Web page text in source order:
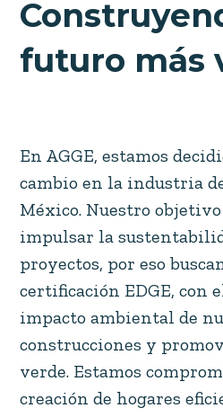
futuro más
En AGGE, estamos
cambio en la industria
México. Nuestro
impulsar la
proyectos, por eso
certificación EDGE, con
impacto ambiental de
construcciones y
verde. Estamos
creación de hogares